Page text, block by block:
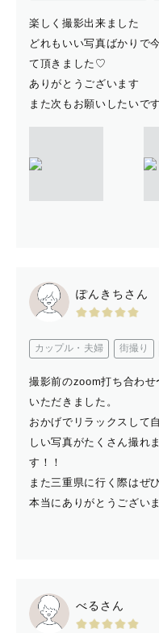
＿＿＿＿＿＿＿＿＿＿＿
【　交通費について　】
がございます。
【　さいごに　】
を大切にしています。
撮影に関するご相談が
い合わせください。
お会いできる日を、心
楽しく撮影出来ました
どれもいい写真ばかりで
て頂きました♡
ありがとうございます
また次もお願いしたいです
ぽんきちさん
カップル・夫婦 街撮り
撮影前のzoom打ち合わ
いただきました。
おかげでリラックスして
しい写真がたくさん撮れ
す！！
また三重県に行く際はぜ
本当にありがとうござい
べるさん